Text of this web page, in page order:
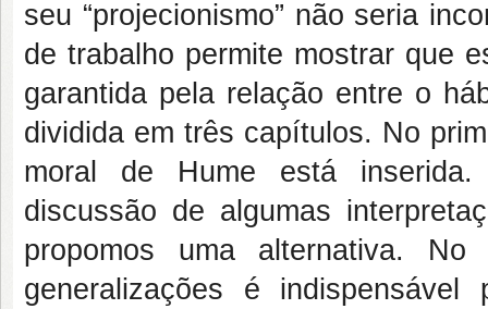
seu “projecionismo” não seria
de trabalho permite mostrar que
garantida pela relação entre o
dividida em três capítulos. No
moral de Hume está inserida.
discussão de algumas
propomos uma alternativa.
generalizações é